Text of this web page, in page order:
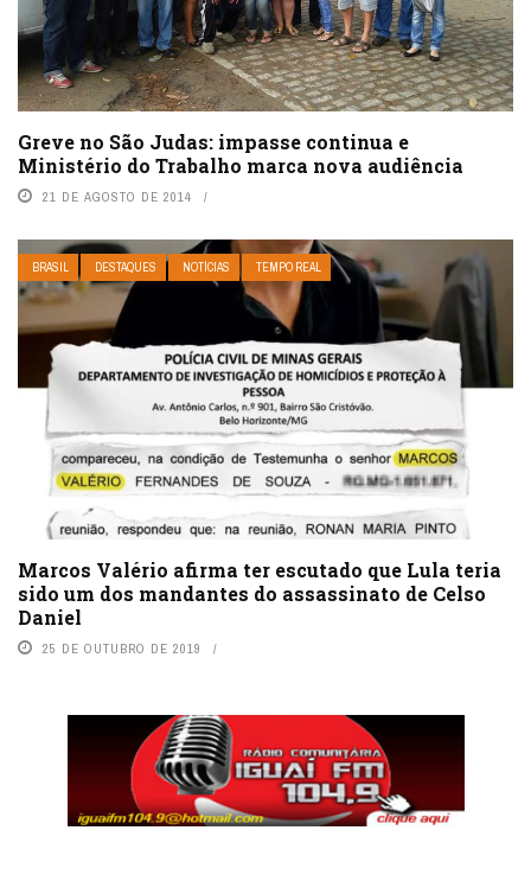
Greve no São Judas: impasse continua e
Ministério do Trabalho marca nova audiência
21 DE AGOSTO DE 2014
BRASIL DESTAQUES NOTÍCIAS TEMPO REAL
Marcos Valério afirma ter escutado que Lula teria
sido um dos mandantes do assassinato de Celso
Daniel
25 DE OUTUBRO DE 2019